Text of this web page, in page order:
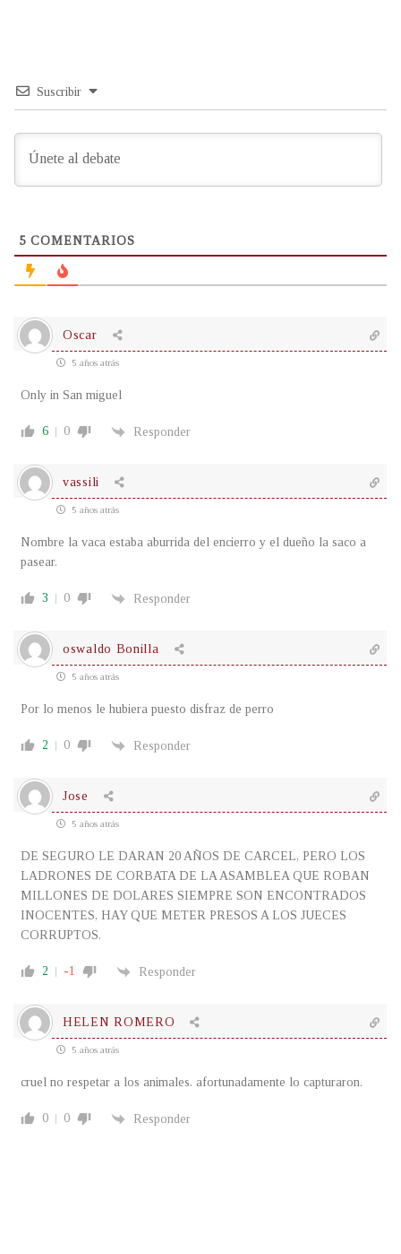
Suscribir
5 COMENTARIOS
Oscar
5 años atrás
Only in San miguel
6 0 Responder
vassili
5 años atrás
Nombre la vaca estaba aburrida del encierro y el dueño la saco a
pasear.
3 0 Responder
oswaldo Bonilla
5 años atrás
Por lo menos le hubiera puesto disfraz de perro
2 0 Responder
Jose
5 años atrás
DE SEGURO LE DARAN 20 AÑOS DE CARCEL, PERO LOS
LADRONES DE CORBATA DE LA ASAMBLEA QUE ROBAN
MILLONES DE DOLARES SIEMPRE SON ENCONTRADOS
INOCENTES, HAY QUE METER PRESOS A LOS JUECES
CORRUPTOS.
2 -1 Responder
HELEN ROMERO
5 años atrás
cruel no respetar a los animales. afortunadamente lo capturaron.
0 0 Responder